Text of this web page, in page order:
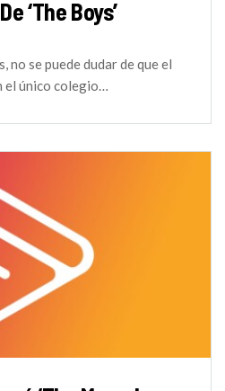
‘The Boys’
no se puede dudar de que el
el único colegio…